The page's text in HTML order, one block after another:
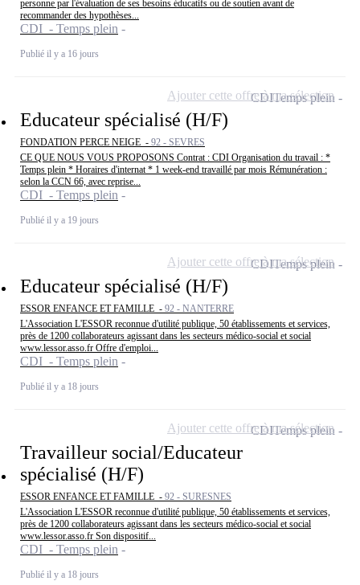
personne par l'évaluation de ses besoins éducatifs ou de soutien avant de
recommander des hypothèses...
CDI - Temps plein
Publié il y a 16 jours
Educateur spécialisé (H/F)
FONDATION PERCE NEIGE - 92 - SEVRES
CE QUE NOUS VOUS PROPOSONS Contrat : CDI Organisation du travail : *
Temps plein * Horaires d'internat * 1 week-end travaillé par mois Rémunération :
selon la CCN 66, avec reprise...
CDI - Temps plein
Publié il y a 19 jours
CDITemps plein
Ajouter cette offre à ma sélection
Educateur spécialisé (H/F)
ESSOR ENFANCE ET FAMILLE - 92 - NANTERRE
L'Association L'ESSOR reconnue d'utilité publique, 50 établissements et services,
près de 1200 collaborateurs agissant dans les secteurs médico-social et social
www.lessor.asso.fr Offre d'emploi...
CDI - Temps plein
Publié il y a 18 jours
CDITemps plein
Ajouter cette offre à ma sélection
Travailleur social/Educateur
spécialisé (H/F)
ESSOR ENFANCE ET FAMILLE - 92 - SURESNES
L'Association L'ESSOR reconnue d'utilité publique, 50 établissements et services,
près de 1200 collaborateurs agissant dans les secteurs médico-social et social
www.lessor.asso.fr Son dispositif...
CDI - Temps plein
Publié il y a 18 jours
CDITemps plein
Ajouter cette offre à ma sélection